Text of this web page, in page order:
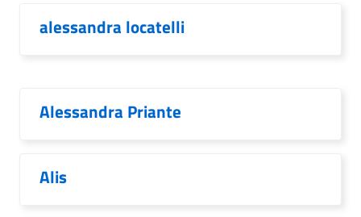
alessandra locatelli
Alessandra Priante
Alis